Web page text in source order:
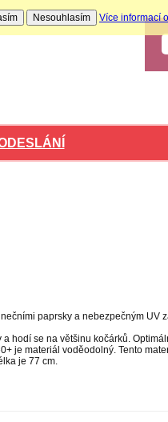
paprsky a nebezpečným UV
hodí se na většinu kočárků.
je materiál voděodolný. Tento
je 77 cm.
Nesouhlasím Více informací